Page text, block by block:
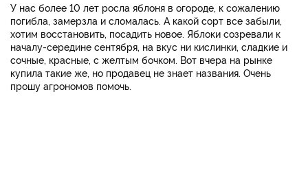
У нас более 10 лет росла яблоня в огороде, к сожалению
погибла, замерзла и сломалась. А какой сорт все забыли,
хотим восстановить, посадить новое. Яблоки созревали к
началу-середине сентября, на вкус ни кислинки, сладкие и
сочные, красные, с желтым бочком. Вот вчера на рынке
купила такие же, но продавец не знает названия. Очень
прошу агрономов помочь.